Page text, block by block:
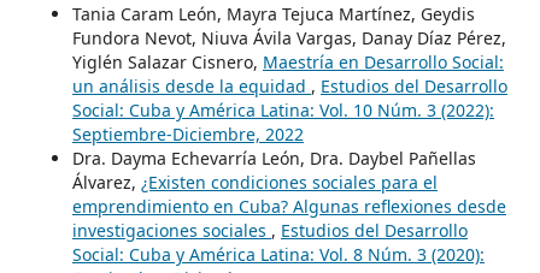
Tania Caram León, Mayra Tejuca Martínez, Geydis
Fundora Nevot, Niuva Ávila Vargas, Danay Díaz Pérez,
Yiglén Salazar Cisnero, Maestría en Desarrollo Social:
un análisis desde la equidad , Estudios del Desarrollo
Social: Cuba y América Latina: Vol. 10 Núm. 3 (2022):
Septiembre-Diciembre, 2022
Dra. Dayma Echevarría León, Dra. Daybel Pañellas
Álvarez, ¿Existen condiciones sociales para el
emprendimiento en Cuba? Algunas reflexiones desde
investigaciones sociales , Estudios del Desarrollo
Social: Cuba y América Latina: Vol. 8 Núm. 3 (2020):